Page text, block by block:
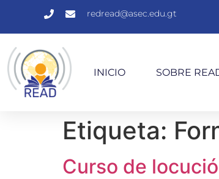
redread@asec.edu.gt
INICIO SOBRE
Etiqueta:
Curso de